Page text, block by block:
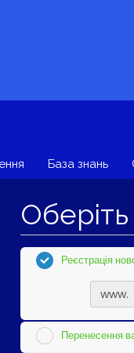
База знань
Реєстрація
www.
Перенесення